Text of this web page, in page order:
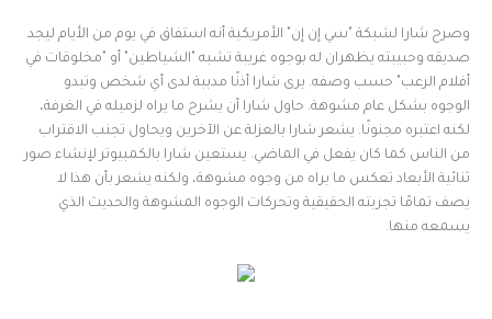
وصرح شارا لشبكة "سي إن إن" الأمريكية أنه استفاق في يوم من الأيام ليجد
صديقه وحبيبته يظهران له بوجوه غريبة تشبه "الشياطين" أو "مخلوقات في
أفلام الرعب" حسب وصفه. يرى شارا أذنًا مدببة لدى أي شخص وتبدو
الوجوه بشكل عام مشوهة. حاول شارا أن يشرح ما يراه لزميله في الغرفة،
لكنه اعتبره مجنونًا. يشعر شارا بالعزلة عن الآخرين ويحاول تجنب الاقتراب
من الناس كما كان يفعل في الماضي. يستعين شارا بالكمبيوتر لإنشاء صور
ثنائية الأبعاد تعكس ما يراه من وجوه مشوهة، ولكنه يشعر بأن هذا لا
يصف تمامًا تجربته الحقيقية وتحركات الوجوه المشوهة والحديث الذي
يسمعه منها.